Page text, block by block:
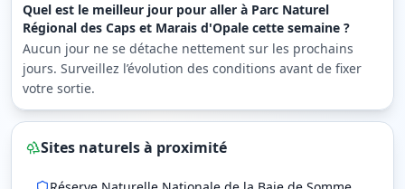
Quel est le meilleur jour pour aller à Parc Naturel
Régional des Caps et Marais d'Opale cette semaine ?
Aucun jour ne se détache nettement sur les prochains
jours. Surveillez l’évolution des conditions avant de fixer
votre sortie.
Sites naturels à proximité